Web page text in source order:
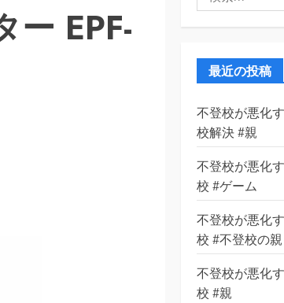
ー EPF-
索:
最近の投稿
不登校が悪化
校解決 #親
不登校が悪化
校 #ゲーム
不登校が悪化
校 #不登校の親
不登校が悪化
校 #親